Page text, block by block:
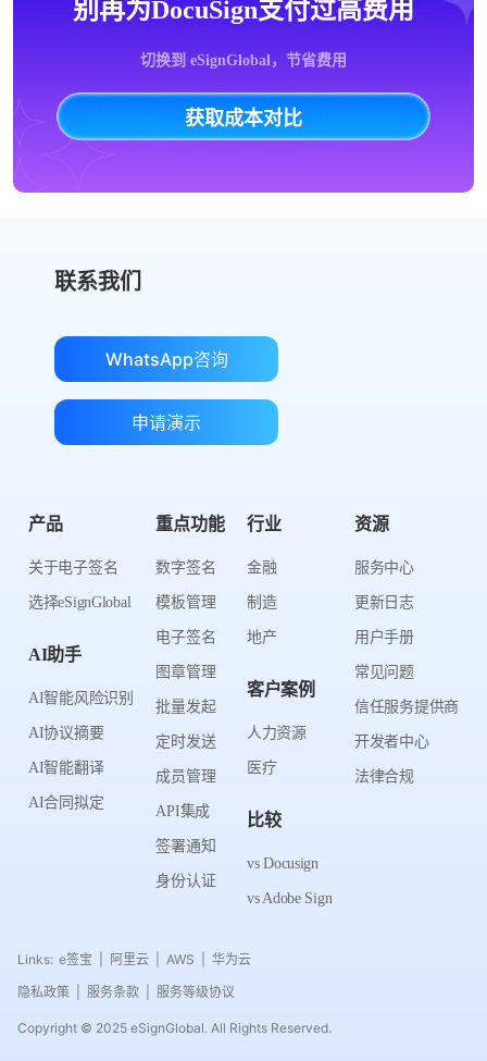
别再为DocuSign支付过高费用
切换到 eSignGlobal，节省费用
获取成本对比
联系我们
WhatsApp咨询
申请演示
产品
关于电子签名
选择eSignGlobal
AI助手
AI智能风险识别
AI协议摘要
AI智能翻译
AI合同拟定
重点功能
数字签名
模板管理
电子签名
图章管理
批量发起
定时发送
成员管理
API集成
签署通知
身份认证
行业
金融
制造
地产
客户案例
人力资源
医疗
比较
vs Docusign
vs Adobe Sign
资源
服务中心
更新日志
用户手册
常见问题
信任服务提供商
开发者中心
法律合规
Links: e签宝 阿里云 AWS
华为云
隐私政策
服务条款 服务等级协议
Copyright © 2025 eSignGlobal. All Rights Reserved.